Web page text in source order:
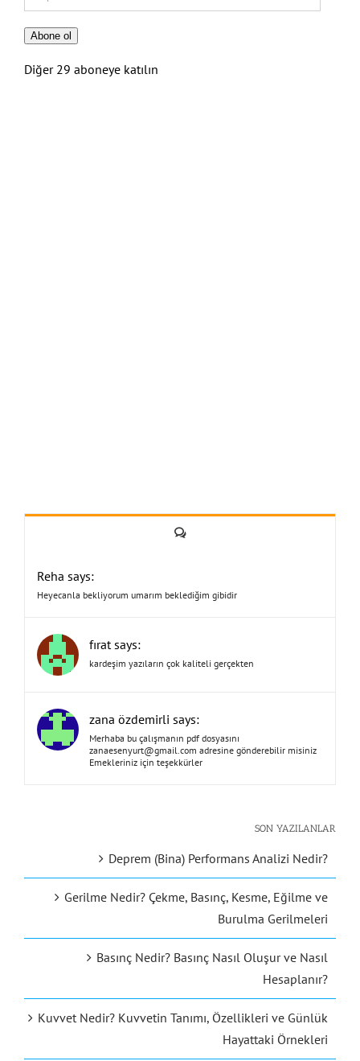
posta
Adresi
Abone ol
Diğer 29 aboneye katılın
Yorum
Reha says:
Heyecanla bekliyorum umarım beklediğim gibidir
fırat says:
kardeşim yazıların çok kaliteli gerçekten
zana özdemirli says:
Merhaba bu çalışmanın pdf dosyasını
zanaesenyurt@gmail.com adresine gönderebilir misiniz
Emekleriniz için teşekkürler
SON YAZILANLAR
Deprem (Bina) Performans Analizi Nedir?
Gerilme Nedir? Çekme, Basınç, Kesme, Eğilme ve
Burulma Gerilmeleri
Basınç Nedir? Basınç Nasıl Oluşur ve Nasıl
Hesaplanır?
Kuvvet Nedir? Kuvvetin Tanımı, Özellikleri ve Günlük
Hayattaki Örnekleri